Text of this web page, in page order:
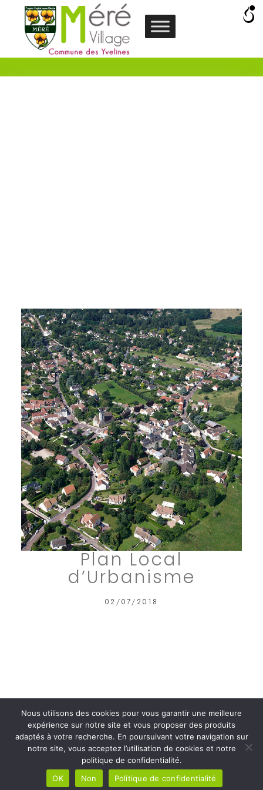
Plan Local
d’Urbanisme
02/07/2018
Nous utilisons des cookies pour vous garantir une meilleure
expérience sur notre site et vous proposer des produits
adaptés à votre recherche. En poursuivant votre navigation sur
notre site, vous acceptez l’utilisation de cookies et notre
politique de confidentialité.
OK
Non Politique de confidentialité